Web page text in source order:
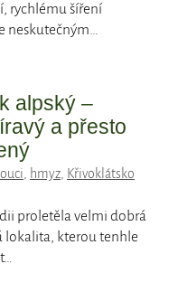
rychlému šíření
neskutečným…
alpský –
a přesto
, hmyz, Křivoklátsko
proletěla velmi dobrá
lokalita, kterou tenhle